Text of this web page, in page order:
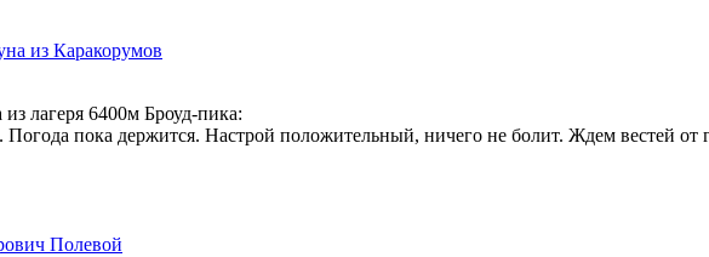
из Каракорумов
лагеря 6400м Броуд-пика:
Погода пока держится. Настрой положительный, ничего не болит. Ждем вестей
Полевой